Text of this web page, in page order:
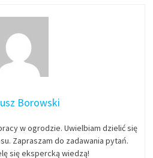
Borowski
w ogrodzie. Uwielbiam dzielić się
Zapraszam do zadawania pytań.
się ekspercką wiedzą!